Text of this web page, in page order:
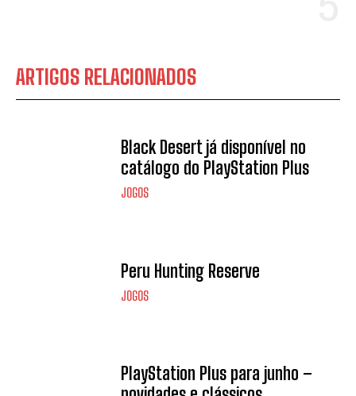
ARTIGOS RELACIONADOS
Black Desert já disponível no
catálogo do PlayStation Plus
JOGOS
Peru Hunting Reserve
JOGOS
PlayStation Plus para junho –